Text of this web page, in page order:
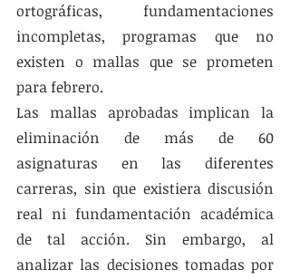
ortográficas, fundamentaciones
incompletas, programas que no
existen o mallas que se prometen
para febrero.
Las mallas aprobadas implican la
eliminación de más de 60
asignaturas en las diferentes
carreras, sin que existiera discusión
real ni fundamentación académica
de tal acción. Sin embargo, al
analizar las decisiones tomadas por